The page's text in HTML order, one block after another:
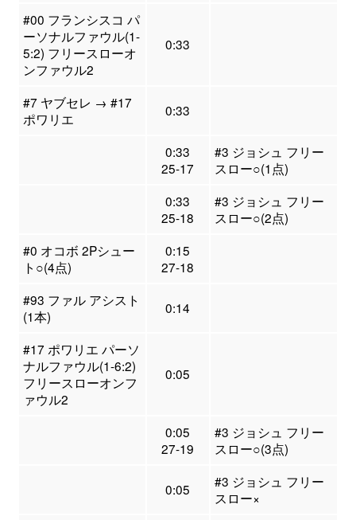
#00 フランシスコ パ
ーソナルファウル(1-
5:2) フリースローオ
ンファウル2
0:33
#7 ヤブセレ → #17
ポワリエ
0:33
0:33
25-17
#3 ジョシュ フリー
スロー○(1点)
0:33
25-18
#3 ジョシュ フリー
スロー○(2点)
#0 オコボ 2Pシュー
ト○(4点)
0:15
27-18
#93 ファル アシスト
(1本)
0:14
#17 ポワリエ パーソ
ナルファウル(1-6:2)
フリースローオンフ
ァウル2
0:05
0:05
27-19
#3 ジョシュ フリー
スロー○(3点)
0:05
#3 ジョシュ フリー
スロー×